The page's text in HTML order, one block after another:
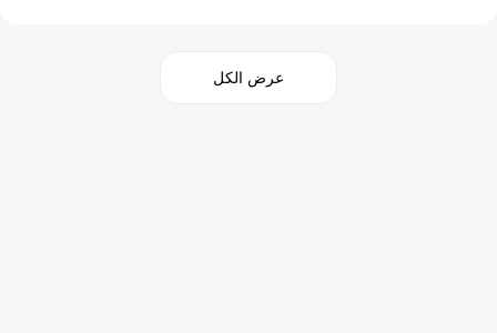
عرض الكل